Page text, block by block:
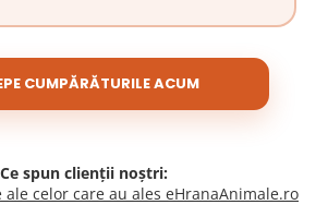
CUMPĂRĂTURILE ACUM
Ce spun clienții noștri:
ale celor care au ales eHranaAnimale.ro